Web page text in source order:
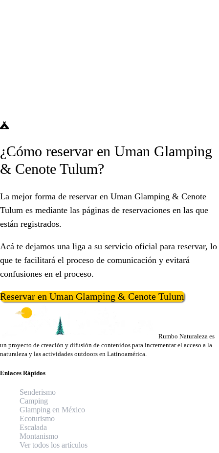
¿Cómo reservar en Uman Glamping
& Cenote Tulum?
La mejor forma de reservar en Uman Glamping & Cenote
Tulum es mediante las páginas de reservaciones en las que
están registrados.
Acá te dejamos una liga a su servicio oficial para reservar, lo
que te facilitará el proceso de comunicación y evitará
confusiones en el proceso.
Reservar en Uman Glamping & Cenote Tulum
Rumbo Naturaleza es
un proyecto de creación y difusión de contenidos para incrementar el acceso a la
naturaleza y las actividades outdoors en Latinoamérica.
Enlaces Rápidos
Senderismo
Camping
Glamping en México
Ecoturismo
Escalada
Montanismo
Ver todos los artículos